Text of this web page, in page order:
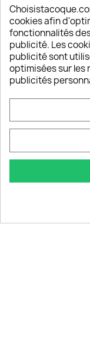
Depuis
sont satisfaits de
Un SAV à
Notre SAV
© 2026 -
cookies afin
fonctionnalités
publicité. Les
publicité sont
optimisées sur les
publicités